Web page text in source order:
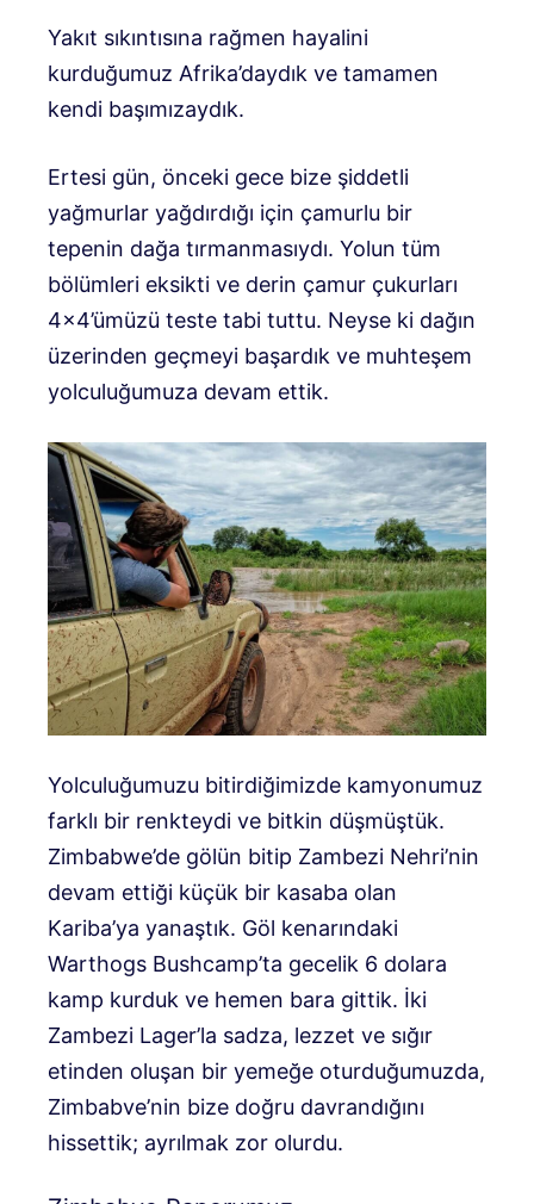
Yakıt sıkıntısına rağmen hayalini
kurduğumuz Afrika’daydık ve tamamen
kendi başımızaydık.
Ertesi gün, önceki gece bize şiddetli
yağmurlar yağdırdığı için çamurlu bir
tepenin dağa tırmanmasıydı. Yolun tüm
bölümleri eksikti ve derin çamur çukurları
4×4’ümüzü teste tabi tuttu. Neyse ki dağın
üzerinden geçmeyi başardık ve muhteşem
yolculuğumuza devam ettik.
Yolculuğumuzu bitirdiğimizde kamyonumuz
farklı bir renkteydi ve bitkin düşmüştük.
Zimbabwe’de gölün bitip Zambezi Nehri’nin
devam ettiği küçük bir kasaba olan
Kariba’ya yanaştık. Göl kenarındaki
Warthogs Bushcamp’ta gecelik 6 dolara
kamp kurduk ve hemen bara gittik. İki
Zambezi Lager’la sadza, lezzet ve sığır
etinden oluşan bir yemeğe oturduğumuzda,
Zimbabve’nin bize doğru davrandığını
hissettik; ayrılmak zor olurdu.